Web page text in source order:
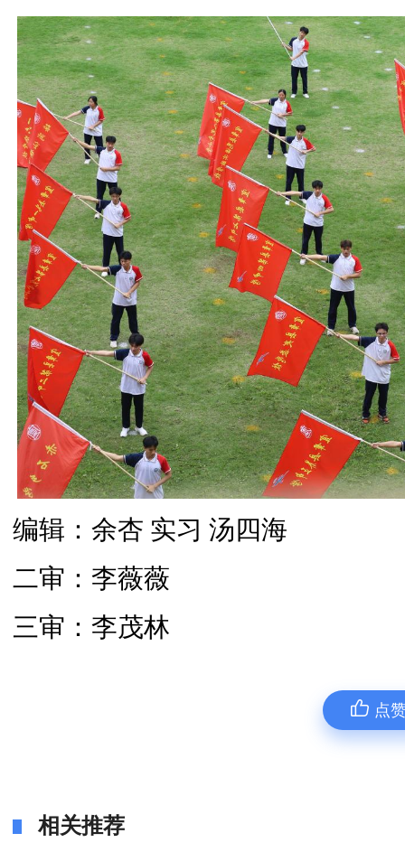
编辑：余杏 实习 汤四海
二审：李薇薇
三审：李茂林
点
相关推荐